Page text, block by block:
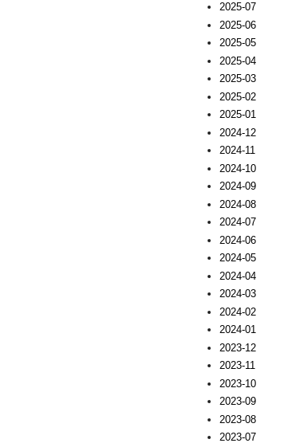
2025-07
2025-06
2025-05
2025-04
2025-03
2025-02
2025-01
2024-12
2024-11
2024-10
2024-09
2024-08
2024-07
2024-06
2024-05
2024-04
2024-03
2024-02
2024-01
2023-12
2023-11
2023-10
2023-09
2023-08
2023-07